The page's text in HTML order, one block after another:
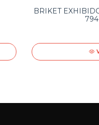
BRIKET